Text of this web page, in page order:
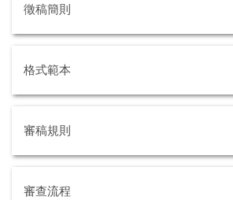
徵稿簡則
格式範本
審稿規則
審查流程